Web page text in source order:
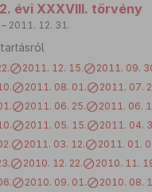
évi XXXVIII. törvény
2011. 12. 31.
2011. 12. 15.
2011. 09.
2011. 08. 01.
2011. 07.
2011. 06. 25.
2011. 06.
2011. 05. 15.
2011. 04.
2011. 03. 12.
2011. 01.
2010. 12. 22.
2010. 11.
2010. 09. 01. 2010. 08.